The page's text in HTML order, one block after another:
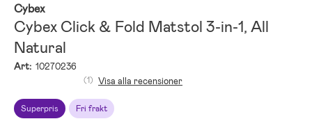
Cybex
Cybex Click & Fold Matstol 3-in-1, All
Natural
Art: 10270236
Superpris Fri frakt
(1) Visa alla recensioner